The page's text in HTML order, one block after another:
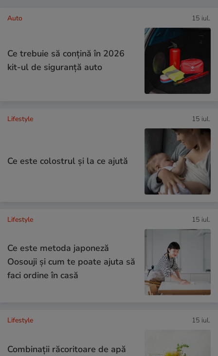
Auto 15 iul.
Ce trebuie să conţină în 2026
kit-ul de siguranţă auto
Lifestyle 15 iul.
Ce este colostrul și la ce ajută
Lifestyle 15 iul.
Ce este metoda japoneză
Oosouji și cum te poate ajuta să
faci ordine în casă
Lifestyle 15 iul.
Combinaţii răcoritoare de apă